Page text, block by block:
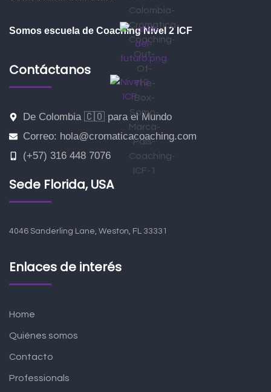
Somos escuela de Coaching Nivel 2 ICF
Contáctanos
De Colombia 🇨🇴 para el Mundo
Correo: hola@cromaticacoaching.com
(+57) 316 448 7076
Sede Florida, USA
4046 Sanderling Lane, Weston, FL 33331
Enlaces de interés
Home
Quiénes somos
Contacto
Professionals